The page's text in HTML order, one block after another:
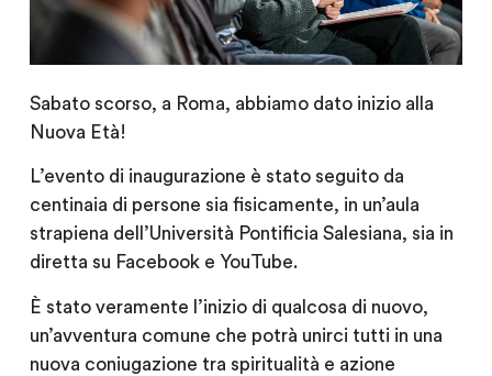
Sabato scorso, a Roma, abbiamo dato inizio alla
Nuova Età!
L’evento di inaugurazione è stato seguito da
centinaia di persone sia fisicamente, in un’aula
strapiena dell’Università Pontificia Salesiana, sia in
diretta su Facebook e YouTube.
È stato veramente l’inizio di qualcosa di nuovo,
un’avventura comune che potrà unirci tutti in una
nuova coniugazione tra spiritualità e azione